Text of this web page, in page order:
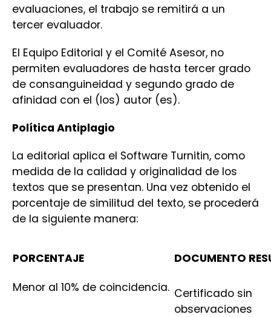
evaluaciones, el trabajo se remitirá a un
tercer evaluador.
El Equipo Editorial y el Comité Asesor, no
permiten evaluadores de hasta tercer grado
de consanguineidad y segundo grado de
afinidad con el (los) autor (es).
Política Antiplagio
La editorial aplica el Software Turnitin, como
medida de la calidad y originalidad de los
textos que se presentan. Una vez obtenido el
porcentaje de similitud del texto, se procederá
de la siguiente manera:
PORCENTAJE
DOCUMENTO
Menor al 10% de coincidencia. Certificado sin
observaciones